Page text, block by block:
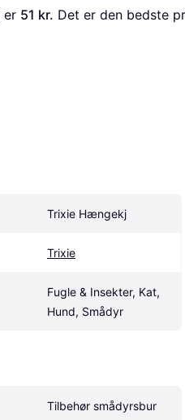
er 51 kr. Det er den bedste
Trixie Hængekj
Trixie
Fugle & Insekter, Kat,
Hund, Smådyr
Tilbehør smådyrsbur